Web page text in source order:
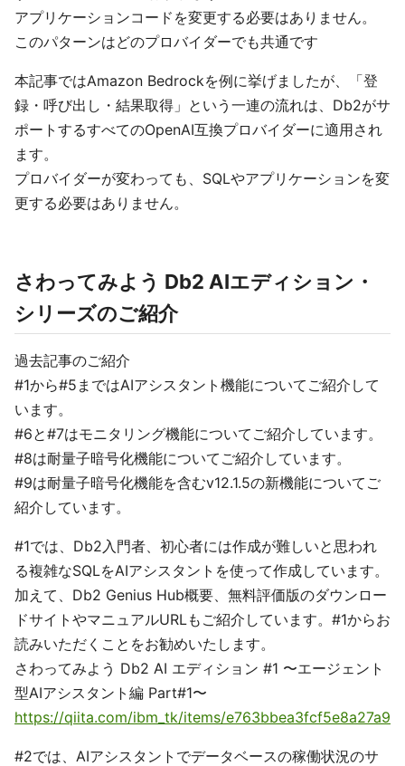
アプリケーションコードを変更する必要はありません。
このパターンはどのプロバイダーでも共通です
本記事ではAmazon Bedrockを例に挙げましたが、「登
録・呼び出し・結果取得」という一連の流れは、Db2がサ
ポートするすべてのOpenAI互換プロバイダーに適用され
ます。
プロバイダーが変わっても、SQLやアプリケーションを変
更する必要はありません。
さわってみよう Db2 AIエディション・
シリーズのご紹介
過去記事のご紹介
#1から#5まではAIアシスタント機能についてご紹介して
います。
#6と#7はモニタリング機能についてご紹介しています。
#8は耐量子暗号化機能についてご紹介しています。
#9は耐量子暗号化機能を含むv12.1.5の新機能についてご
紹介しています。
#1では、Db2入門者、初心者には作成が難しいと思われ
る複雑なSQLをAIアシスタントを使って作成しています。
加えて、Db2 Genius Hub概要、無料評価版のダウンロー
ドサイトやマニュアルURLもご紹介しています。#1からお
読みいただくことをお勧めいたします。
さわってみよう Db2 AI エディション #1 〜エージェント
型AIアシスタント編 Part#1〜
https://qiita.com/ibm_tk/items/e763bbea3fcf5e8a27a9
#2では、AIアシスタントでデータベースの稼働状況のサ